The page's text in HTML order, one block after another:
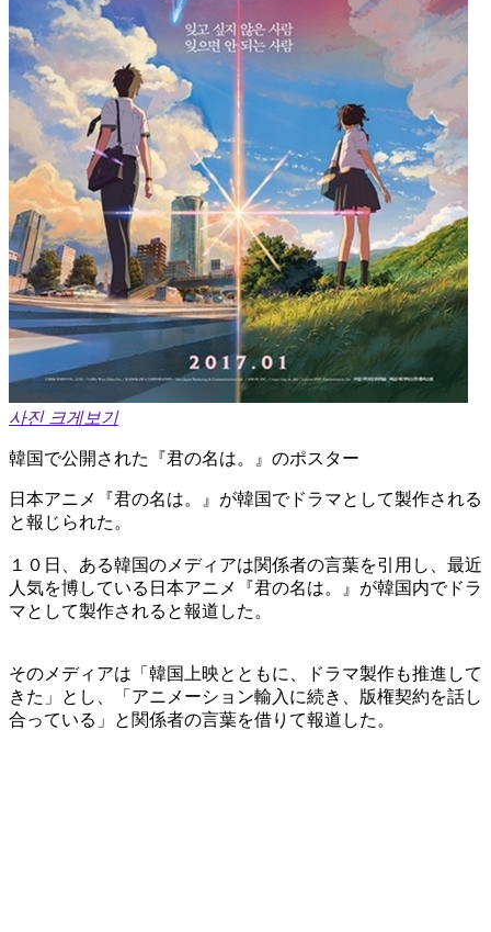
사진 크게보기
韓国で公開された『君の名は。』のポスター
日本アニメ『君の名は。』が韓国でドラマとして製作される
と報じられた。
１０日、ある韓国のメディアは関係者の言葉を引用し、最近
人気を博している日本アニメ『君の名は。』が韓国内でドラ
マとして製作されると報道した。
そのメディアは「韓国上映とともに、ドラマ製作も推進して
きた」とし、「アニメーション輸入に続き、版権契約を話し
合っている」と関係者の言葉を借りて報道した。